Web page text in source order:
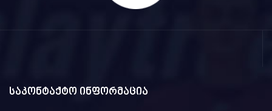
საკონტაქტო ინფორმაცია